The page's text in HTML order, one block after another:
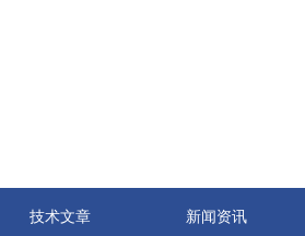
技术文章 新闻资讯